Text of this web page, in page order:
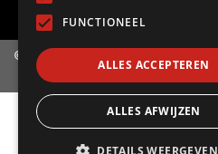
© 2015-2021 Kamado BBQ B.V.
FUNCTIONEEL
ALLES ACCEPTEREN
ALLES AFWIJZEN
DETAILS WEERGEVEN